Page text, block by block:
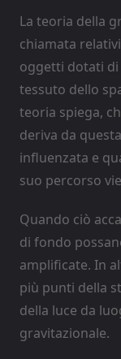
La teoria della
chiamata
oggetti dotati di
tessuto dello
teoria spiega,
deriva da
influenzata e
suo percorso
Quando ciò
di fondo
amplificate. In
più punti della
della luce da
gravitazionale.